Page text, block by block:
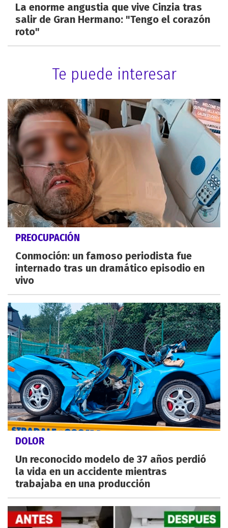
La enorme angustia que vive Cinzia tras
salir de Gran Hermano: "Tengo el corazón
roto"
Te puede interesar
PREOCUPACIÓN
Conmoción: un famoso periodista fue
internado tras un dramático episodio en
vivo
DOLOR
Un reconocido modelo de 37 años perdió
la vida en un accidente mientras
trabajaba en una producción